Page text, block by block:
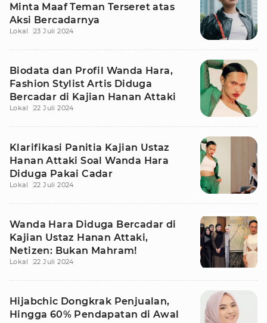
Minta Maaf Teman Terseret atas
Aksi Bercadarnya
Lokal 23 Juli 2024
Biodata dan Profil Wanda Hara,
Fashion Stylist Artis Diduga
Bercadar di Kajian Hanan Attaki
Lokal 22 Juli 2024
Klarifikasi Panitia Kajian Ustaz
Hanan Attaki Soal Wanda Hara
Diduga Pakai Cadar
Lokal 22 Juli 2024
Wanda Hara Diduga Bercadar di
Kajian Ustaz Hanan Attaki,
Netizen: Bukan Mahram!
Lokal 22 Juli 2024
Hijabchic Dongkrak Penjualan,
Hingga 60% Pendapatan di Awal